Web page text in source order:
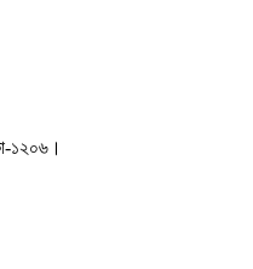
১২০৬।